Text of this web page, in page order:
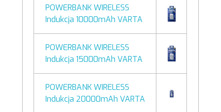
POWERBANK WIRELESS
Indukcja 10000mAh VARTA
POWERBANK WIRELESS
Indukcja 15000mAh VARTA
POWERBANK WIRELESS
Indukcja 20000mAh VARTA